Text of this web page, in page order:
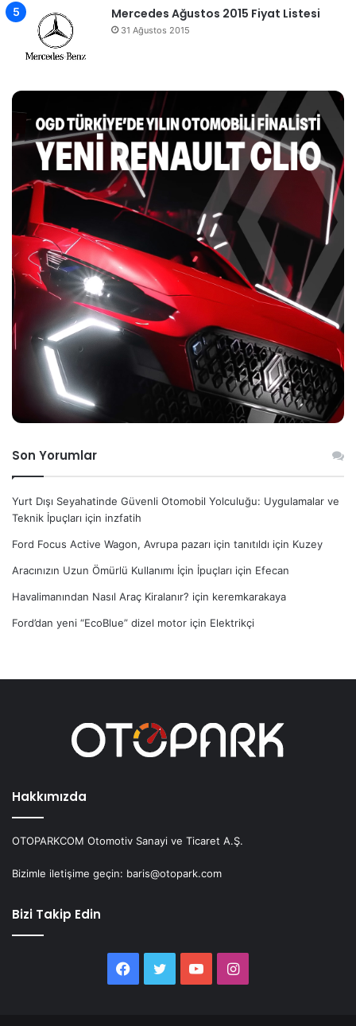
Mercedes Ağustos 2015 Fiyat Listesi
31 Ağustos 2015
Son Yorumlar
Yurt Dışı Seyahatinde Güvenli Otomobil Yolculuğu: Uygulamalar ve
Teknik İpuçları için inzfatih
Ford Focus Active Wagon, Avrupa pazarı için tanıtıldı için Kuzey
Aracınızın Uzun Ömürlü Kullanımı İçin İpuçları için Efecan
Havalimanından Nasıl Araç Kiralanır? için keremkarakaya
Ford’dan yeni “EcoBlue” dizel motor için Elektrikçi
Hakkımızda
OTOPARKCOM Otomotiv Sanayi ve Ticaret A.Ş.
Bizimle iletişime geçin: baris@otopark.com
Bizi Takip Edin
Facebook
Twitter YouTubeInstagram